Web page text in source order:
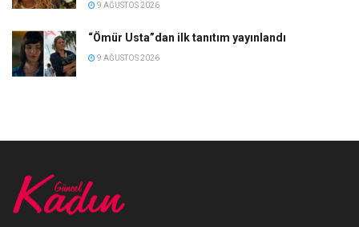
9 AĞUSTOS 2026
“Ömür Usta”dan ilk tanıtım yayınlandı
9 AĞUSTOS 2026